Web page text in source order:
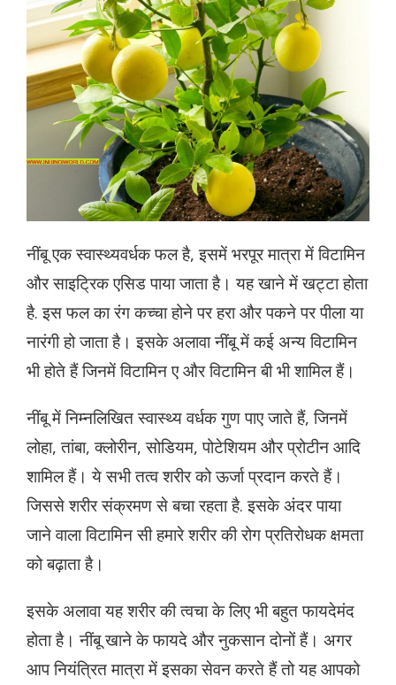
नींबू एक स्वास्थ्यवर्धक फल है, इसमें भरपूर मात्रा में विटामिन
और साइट्रिक एसिड पाया जाता है। यह खाने में खट्टा होता
है. इस फल का रंग कच्चा होने पर हरा और पकने पर पीला या
नारंगी हो जाता है। इसके अलावा नींबू में कई अन्य विटामिन
भी होते हैं जिनमें विटामिन ए और विटामिन बी भी शामिल हैं।
नींबू में निम्नलिखित स्वास्थ्य वर्धक गुण पाए जाते हैं, जिनमें
लोहा, तांबा, क्लोरीन, सोडियम, पोटेशियम और प्रोटीन आदि
शामिल हैं। ये सभी तत्व शरीर को ऊर्जा प्रदान करते हैं।
जिससे शरीर संक्रमण से बचा रहता है. इसके अंदर पाया
जाने वाला विटामिन सी हमारे शरीर की रोग प्रतिरोधक क्षमता
को बढ़ाता है।
इसके अलावा यह शरीर की त्वचा के लिए भी बहुत फायदेमंद
होता है। नींबू खाने के फायदे और नुकसान दोनों हैं। अगर
आप नियंत्रित मात्रा में इसका सेवन करते हैं तो यह आपको